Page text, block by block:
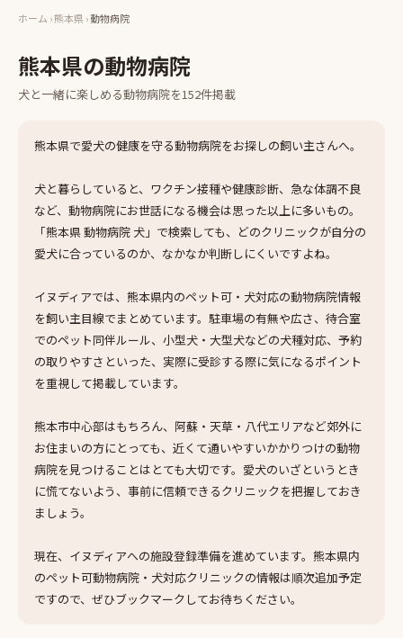
ホーム ›熊本県›動物病院
熊本県の動物病院
犬と一緒に楽しめる動物病院を152件掲載
熊本県で愛犬の健康を守る動物病院をお探しの飼い主さんへ。
犬と暮らしていると、ワクチン接種や健康診断、急な体調不良
など、動物病院にお世話になる機会は思った以上に多いもの。
「熊本県 動物病院 犬」で検索しても、どのクリニックが自分の
愛犬に合っているのか、なかなか判断しにくいですよね。
イヌディアでは、熊本県内のペット可・犬対応の動物病院情報
を飼い主目線でまとめています。駐車場の有無や広さ、待合室
でのペット同伴ルール、小型犬・大型犬などの犬種対応、予約
の取りやすさといった、実際に受診する際に気になるポイント
を重視して掲載しています。
熊本市中心部はもちろん、阿蘇・天草・八代エリアなど郊外に
お住まいの方にとっても、近くて通いやすいかかりつけの動物
病院を見つけることはとても大切です。愛犬のいざというとき
に慌てないよう、事前に信頼できるクリニックを把握しておき
ましょう。
現在、イヌディアへの施設登録準備を進めています。熊本県内
のペット可動物病院・犬対応クリニックの情報は順次追加予定
ですので、ぜひブックマークしてお待ちください。